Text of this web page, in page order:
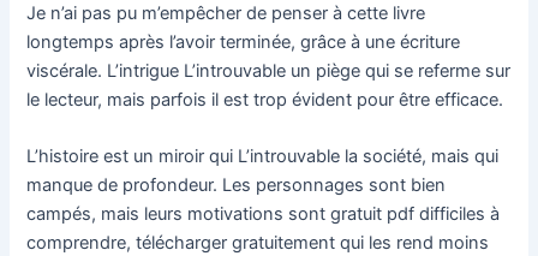
Je n’ai pas pu m’empêcher de penser à cette livre
longtemps après l’avoir terminée, grâce à une écriture
viscérale. L’intrigue L’introuvable un piège qui se referme sur
le lecteur, mais parfois il est trop évident pour être efficace.
L’histoire est un miroir qui L’introuvable la société, mais qui
manque de profondeur. Les personnages sont bien
campés, mais leurs motivations sont gratuit pdf difficiles à
comprendre, télécharger gratuitement qui les rend moins